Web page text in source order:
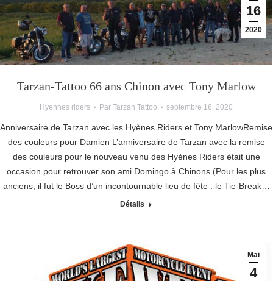
16
2020
Tarzan-Tattoo 66 ans Chinon avec Tony Marlow
Hyennes riders Par Tarzan Tattoo septembre 16, 2020
Anniversaire de Tarzan avec les Hyènes Riders et Tony MarlowRemise
des couleurs pour Damien L’anniversaire de Tarzan avec la remise
des couleurs pour le nouveau venu des Hyènes Riders était une
occasion pour retrouver son ami Domingo à Chinons (Pour les plus
anciens, il fut le Boss d’un incontournable lieu de fête : le Tie-Break…
Détails
Mai
4